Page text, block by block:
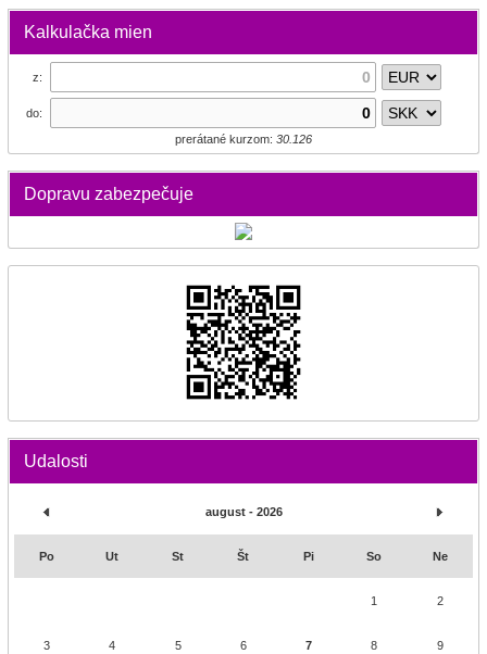
Kalkulačka mien
z:
do:
prerátané kurzom: 30.126
Dopravu zabezpečuje
Udalosti
august - 2026
Po Ut St Št Pi So Ne
1 2
3 4 5 6 7 8 9